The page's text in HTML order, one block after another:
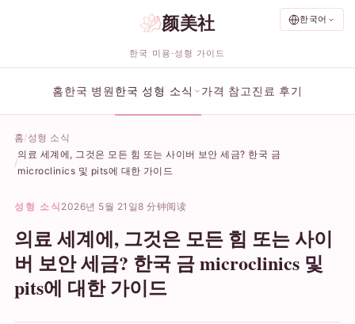
한국어
颜美社
한국 미용·성형 가이드
홈한국 병원 한국 성형 소식 가격 참고 진료 후기
홈 성형 소식
의료 세계에, 그것은 모든 힘 또는 사이버 보안 세금? 한국 금
microclinics 및 pits에 대한 가이드
성형 소식 2026년 5월 21일8 分钟阅读
의료 세계에, 그것은 모든 힘 또는 사이
버 보안 세금? 한국 금 microclinics 및
pits에 대한 가이드